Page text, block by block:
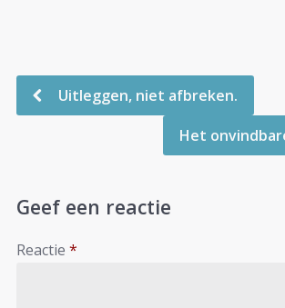
Uitleggen, niet afbreken.
Het
Geef een reactie
Reactie *